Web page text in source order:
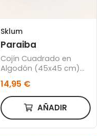
Sklum
Paraiba
Cojín Cuadrado en
Algodón (45x45 cm)
14,95 €
AÑADIR